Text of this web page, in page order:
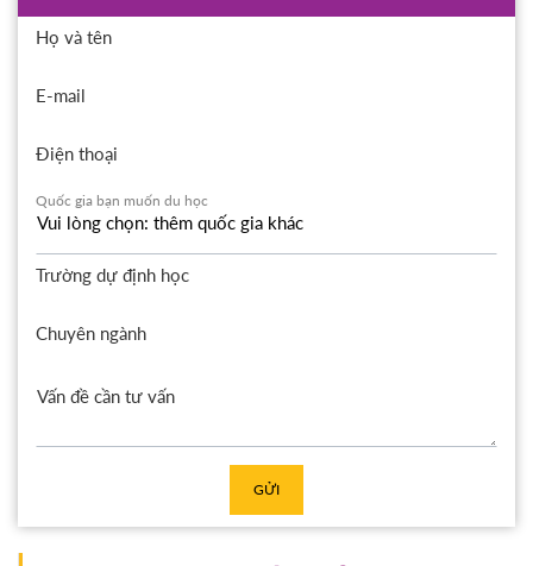
Họ và tên
E-mail
Điện thoại
Quốc gia bạn muốn du học
Trường dự định học
Chuyên ngành
GỬI